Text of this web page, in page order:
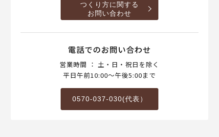
つくり方に関する
お問い合わせ
電話でのお問い合わせ
営業時間 ： 土・日・祝日を除く
平日午前10:00～午後5:00まで
0570-037-030(代表）